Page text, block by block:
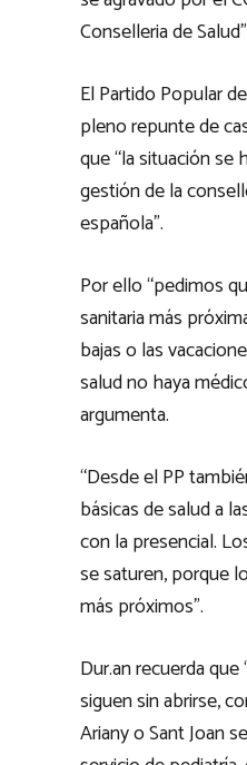
Conselleria de Salud”
El Partido Popular
pleno repunte de
que “la situación se
gestión de la
española”.
Por ello “pedimos
sanitaria más
bajas o las
salud no haya
argumenta.
“Desde el PP
básicas de salud a
con la presencial.
se saturen, porque
más próximos”.
Dur.an recuerda
siguen sin abrirse,
Ariany o Sant Joan